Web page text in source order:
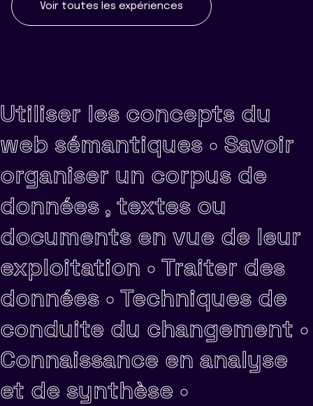
Voir toutes les expériences
Utiliser les concepts du
web sémantiques • Savoir
organiser un corpus de
données , textes ou
documents en vue de leur
exploitation • Traiter des
données • Techniques de
conduite du changement •
Connaissance en analyse
et de synthèse •